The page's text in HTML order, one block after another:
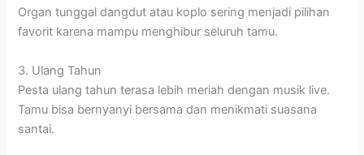
Organ tunggal dangdut atau koplo sering menjadi pilihan
favorit karena mampu menghibur seluruh tamu.
3. Ulang Tahun
Pesta ulang tahun terasa lebih meriah dengan musik live.
Tamu bisa bernyanyi bersama dan menikmati suasana
santai.